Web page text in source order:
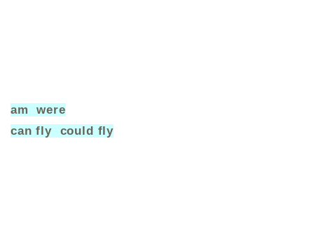
am ︎ were
can fly ︎ could fly